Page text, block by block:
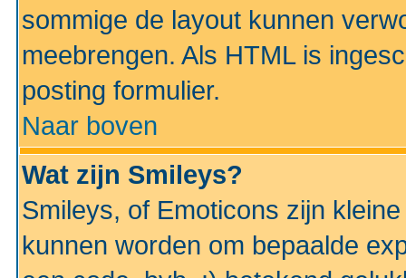
sommige de layout kunnen
meebrengen. Als HTML is
posting formulier.
Naar boven
Wat zijn Smileys?
Smileys, of Emoticons zijn
kunnen worden om bepaalde